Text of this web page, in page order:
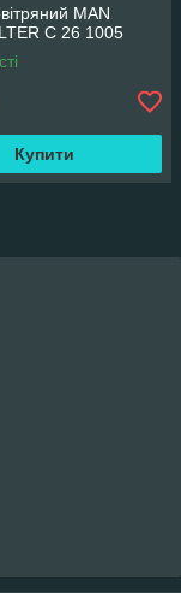
MAN
C 26 1005
Купити